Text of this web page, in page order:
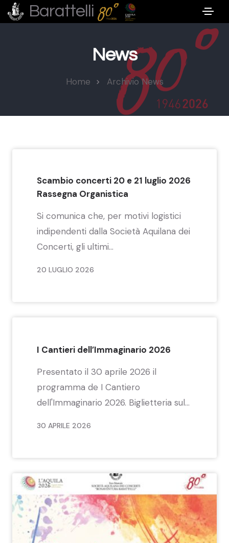
Barattelli
News
Home Archivio News
Scambio concerti 20 e 21 luglio 2026
Rassegna Organistica
Si comunica che, per motivi logistici
indipendenti dalla Società Aquilana dei
Concerti, gli ultimi...
20 LUGLIO 2026
I Cantieri dell’Immaginario 2026
Presentato il 30 aprile 2026 il
programma de I Cantiero
dell'Immaginario 2026. Biglietteria sul...
30 APRILE 2026